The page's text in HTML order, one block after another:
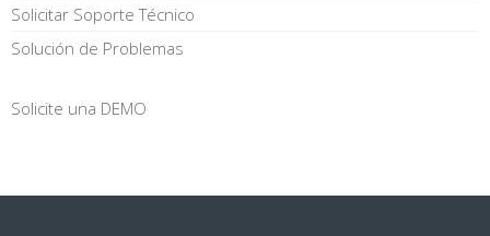
Solicitar Soporte Técnico
Solución de Problemas
Solicite una DEMO